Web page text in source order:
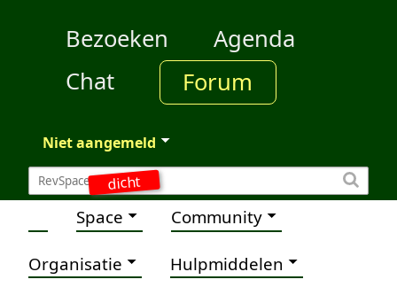
dicht
Bezoeken
Agenda
Chat
Forum
Niet aangemeld
Space Community
Organisatie Hulpmiddelen